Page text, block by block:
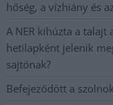
hőség, a vízhiány és
A NER kihúzta a
hetilapként jelenik
sajtónak?
Befejeződött a